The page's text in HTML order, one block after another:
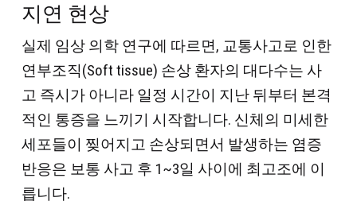
지연 현상
실제 임상 의학 연구에 따르면, 교통사고로 인한
연부조직(Soft tissue) 손상 환자의 대다수는 사
고 즉시가 아니라 일정 시간이 지난 뒤부터 본격
적인 통증을 느끼기 시작합니다. 신체의 미세한
세포들이 찢어지고 손상되면서 발생하는 염증
반응은 보통 사고 후 1~3일 사이에 최고조에 이
릅니다.